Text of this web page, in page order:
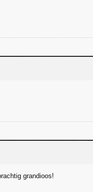
grandioos!